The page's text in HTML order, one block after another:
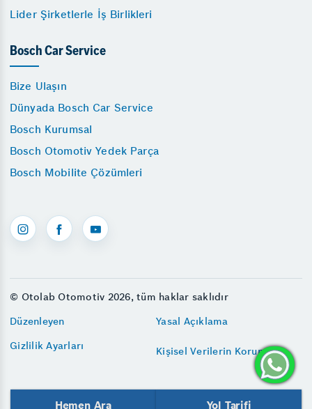
Lider Şirketlerle İş Birlikleri
Bosch Car Service
Bize Ulaşın
Dünyada Bosch Car Service
Bosch Kurumsal
Bosch Otomotiv Yedek Parça
Bosch Mobilite Çözümleri
© Otolab Otomotiv 2026, tüm haklar saklıdır
Düzenleyen
Yasal Açıklama
Gizlilik Ayarları
Kişisel Verilerin Korunması
Hemen Ara Yol Tarifi